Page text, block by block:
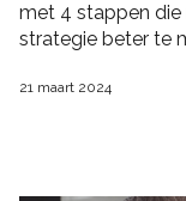
met 4 stappen
strategie beter te
21 maart 2024